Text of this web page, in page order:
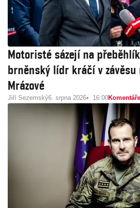
Motoristé sázejí na
brněnský lídr kráčí v
Mrázové
Jiří Sezemský6. srpna 2026 16:00Komentáře